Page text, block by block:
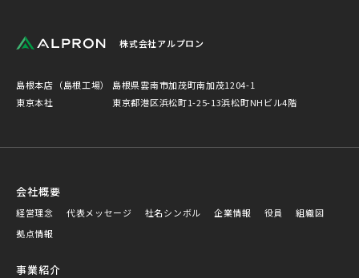
株式会社アルプロン
島根本店（島根工場）
島根県雲南市加茂町南加茂1204-1
東京本社
東京都港区浜松町1-25-13浜松町NHビル4階
会社概要
経営理念 代表メッセージ 社名シンボル 企業情報 役員
組織図
拠点情報
事業紹介